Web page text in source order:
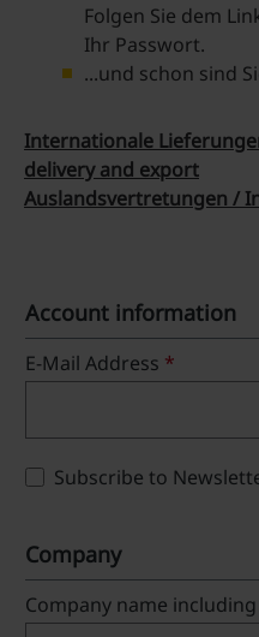
Folgen Sie dem
Ihr Passwort.
...und schon sind
Internationale
delivery and export
Auslandsvertretungen /
Account information
E-Mail Address *
Subscribe to
Company
Company name